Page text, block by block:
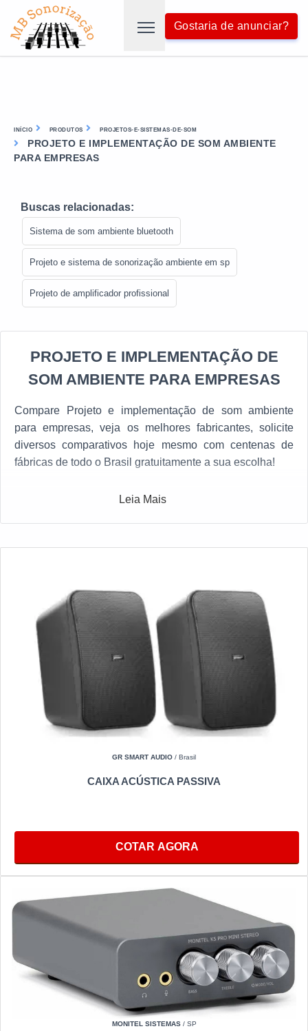
Gostaria de anunciar?
INÍCIO PRODUTOS PROJETOS-E-SISTEMAS-DE-SOM
PROJETO E IMPLEMENTAÇÃO DE SOM AMBIENTE
PARA EMPRESAS
Buscas relacionadas:
Sistema de som ambiente bluetooth
Projeto e sistema de sonorização ambiente em sp
Projeto de amplificador profissional
PROJETO E IMPLEMENTAÇÃO DE
SOM AMBIENTE PARA EMPRESAS
Compare Projeto e implementação de som ambiente
para empresas, veja os melhores fabricantes, solicite
diversos comparativos hoje mesmo com centenas de
fábricas de todo o Brasil gratuitamente a sua escolha!
Leia Mais
GR SMART AUDIO / Brasil
CAIXA ACÚSTICA PASSIVA
COTAR AGORA
MONITEL SISTEMAS/ SP